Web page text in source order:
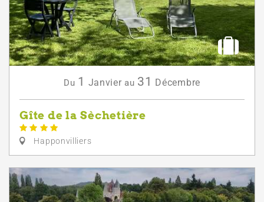
Du 1 Janvier au 31 Décembre
Gîte de la Sèchetière
Happonvilliers